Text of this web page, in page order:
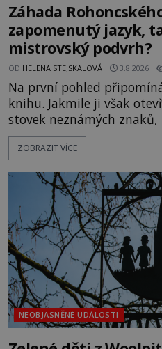
Záhada
zapomenutý jazyk,
mistrovský podvrh?
OD HELENA STEJSKALOVÁ 3.8.2026
Na první pohled
knihu. Jakmile ji však
stovek neznámých
textu, který už téměř dvě
pokusům o rozluštění.
jistotou neví, kdo jej
vlastně vypráví. Rohoncský kodex se poprvé
objevuje v roce
ZOBRAZIT VÍCE
NEOBJASNĚNÉ UDÁLOSTI